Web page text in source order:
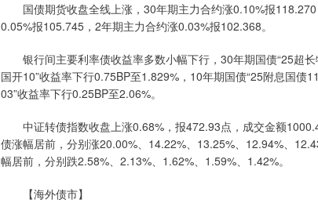
国债期货收盘全线上涨，30年期主力合约涨0.10%报
0.05%报105.745，2年期主力合约涨0.03%报102.368。
银行间主要利率债收益率多数小幅下行，30年期国债“25超长
国开10”收益率下行0.75BP至1.829%，10年期国债“25附息国债
03”收益率下行0.25BP至2.06%。
中证转债指数收盘上涨0.68%，报472.93点，成交金额
债涨幅居前，分别涨20.00%、14.22%、13.25%、12.94%、
幅居前，分别跌2.58%、2.13%、1.62%、1.59%、1.42%。
【海外债市】